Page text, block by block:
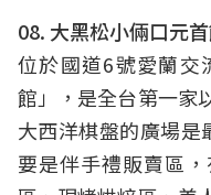
08. 大黑松小倆口元
位於國道6號愛蘭交
館」，是全台第一家
大西洋棋盤的廣場是
要是伴手禮販賣區